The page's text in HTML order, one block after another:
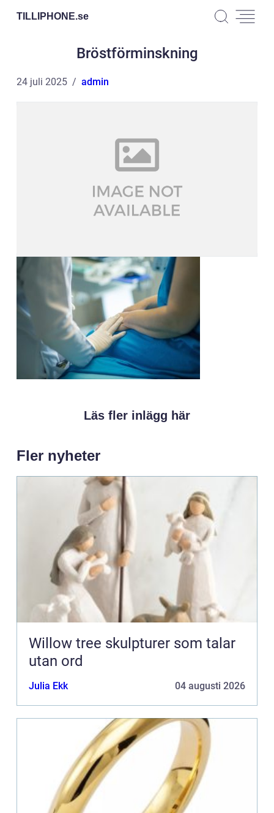
TILLIPHONE.se
Bröstförminskning
24 juli 2025 admin
Läs fler inlägg här
Fler nyheter
Willow tree skulpturer som talar
utan ord
Julia Ekk 04 augusti 2026